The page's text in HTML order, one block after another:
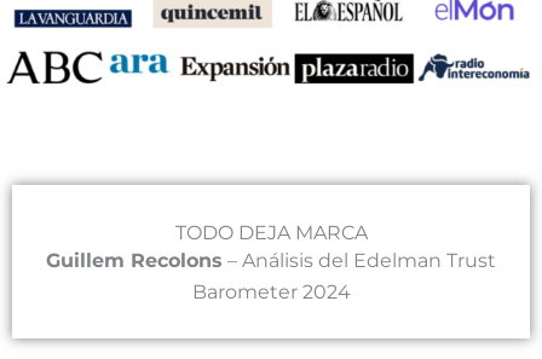
TODO DEJA MARCA
Guillem Recolons – Análisis del Edelman Trust
Barometer 2024